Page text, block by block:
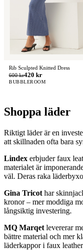
Rib Sculpted Knitted Dress
600 kr420 kr
BUBBLEROOM
Shoppa läder
Riktigt läder är en
att skillnaden ofta bara
Lindex erbjuder faux
materialet är
väl. Deras raka
Gina Tricot har
kronor – mer moddiga
långsiktig investering.
MQ Marqet levererar
bättre material och mer
läderkappor i faux